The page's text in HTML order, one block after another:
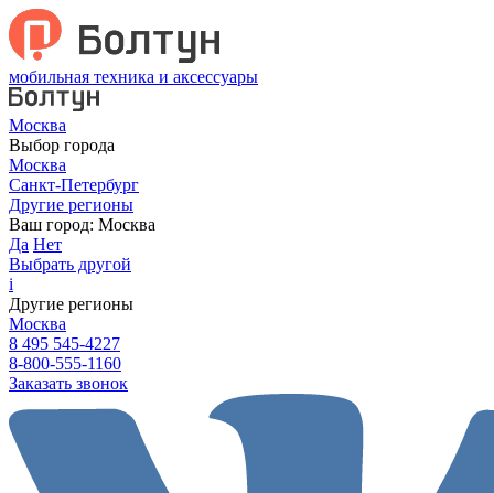
мобильная техника и аксессуары
Москва
Выбор города
Москва
Санкт-Петербург
Другие регионы
Ваш город: Москва
Да Нет
Выбрать другой
i
Другие регионы
Москва
8 495 545-4227
8-800-555-1160
Заказать звонок